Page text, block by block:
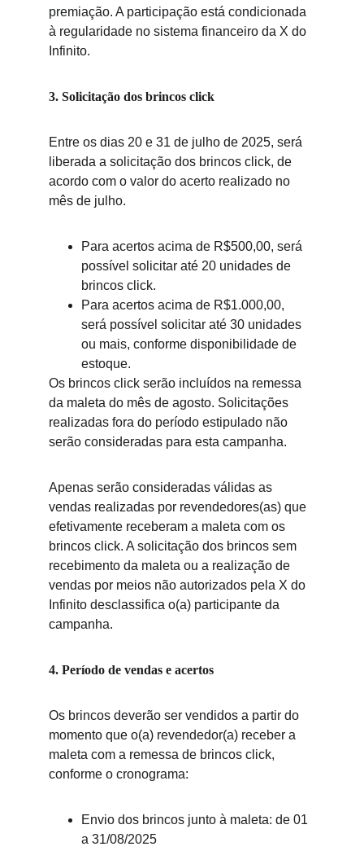
premiação. A participação está condicionada
à regularidade no sistema financeiro da X do
Infinito.
3. Solicitação dos brincos click
Entre os dias 20 e 31 de julho de 2025, será
liberada a solicitação dos brincos click, de
acordo com o valor do acerto realizado no
mês de julho.
Para acertos acima de R$500,00, será
possível solicitar até 20 unidades de
brincos click.
Para acertos acima de R$1.000,00,
será possível solicitar até 30 unidades
ou mais, conforme disponibilidade de
estoque.
Os brincos click serão incluídos na remessa
da maleta do mês de agosto. Solicitações
realizadas fora do período estipulado não
serão consideradas para esta campanha.
Apenas serão consideradas válidas as
vendas realizadas por revendedores(as) que
efetivamente receberam a maleta com os
brincos click. A solicitação dos brincos sem
recebimento da maleta ou a realização de
vendas por meios não autorizados pela X do
Infinito desclassifica o(a) participante da
campanha.
4. Período de vendas e acertos
Os brincos deverão ser vendidos a partir do
momento que o(a) revendedor(a) receber a
maleta com a remessa de brincos click,
conforme o cronograma:
Envio dos brincos junto à maleta: de 01
a 31/08/2025